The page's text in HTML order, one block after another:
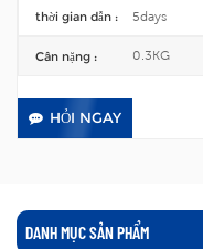
thời gian dẫn : 5days
Cân nặng : 0.3KG
HỎI NGAY
DANH MỤC SẢN PHẨM